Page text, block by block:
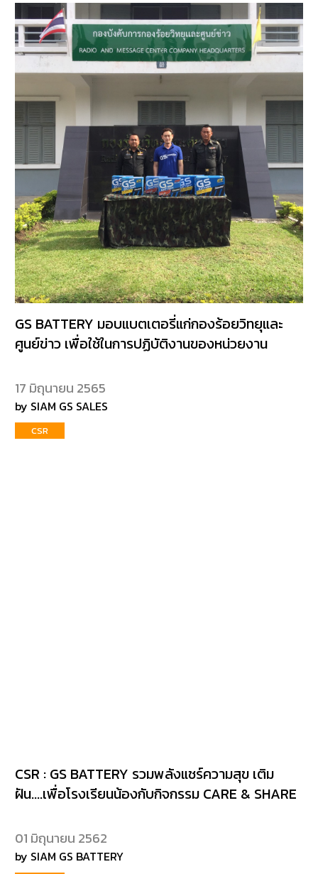
GS BATTERY มอบแบตเตอรี่แก่กองร้อยวิทยุและ
ศูนย์ข่าว เพื่อใช้ในการปฏิบัติงานของหน่วยงาน
17 มิถุนายน 2565
by SIAM GS SALES
CSR
CSR : GS BATTERY รวมพลังแชร์ความสุข เติม
ฝัน....เพื่อโรงเรียนน้องกับกิจกรรม CARE & SHARE
01 มิถุนายน 2562
by SIAM GS BATTERY